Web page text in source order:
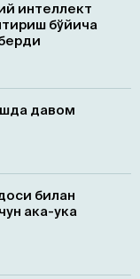
интеллект
бўйича
давом
билан
ака-ука